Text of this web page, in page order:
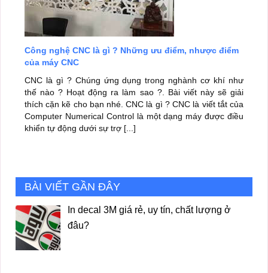
Công nghệ CNC là gì ? Những ưu điểm, nhược điểm
của máy CNC
CNC là gì ? Chúng ứng dụng trong nghành cơ khí như
thế nào ? Hoạt động ra làm sao ?. Bài viết này sẽ giải
thích cặn kẽ cho bạn nhé. CNC là gì ? CNC là viết tắt của
Computer Numerical Control là một dạng máy được điều
khiển tự động dưới sự trợ [...]
BÀI VIẾT GẦN ĐÂY
In decal 3M giá rẻ, uy tín, chất lượng ở
đâu?